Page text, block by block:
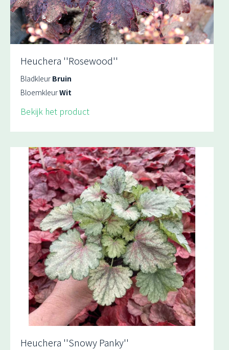
Heuchera ''Rosewood''
Bladkleur Bruin
BloemkleurWit
Bekijk het product
Heuchera ''Snowy Panky''